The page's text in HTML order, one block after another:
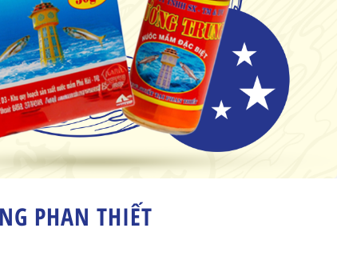
PHAN THIẾT